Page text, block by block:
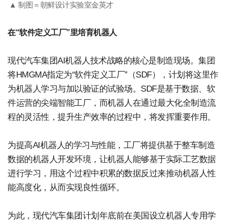
▲ 制图＝朝鲜设计实验室金英才
在“软件定义工厂”里培育机器人
现代汽车集团AI机器人技术战略的核心是制造现场。集团
将HMGMA指定为“软件定义工厂”（SDF），计划将这里作
为机器人学习与加以验证的试验场。SDF是基于数据、软
件运营的尖端智能工厂，而机器人在通过最大化全制造流
程的灵活性，提升生产效率的过程中，将发挥重要作用。
为提高AI机器人的学习与性能，工厂将提供基于整车制造
数据的机器人开发环境，让机器人能够基于实际工艺数据
进行学习，用这个过程中积累的数据反过来推动机器人性
能高度化，从而实现良性循环。
为此，现代汽车集团计划年底前在美国设立机器人专用学